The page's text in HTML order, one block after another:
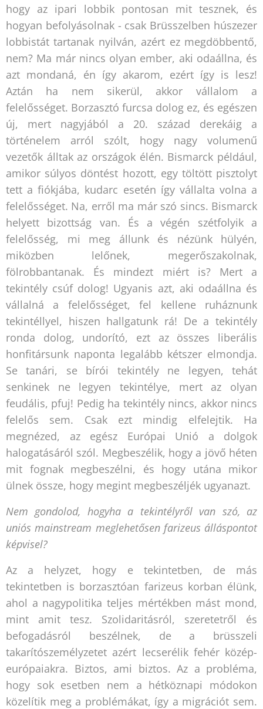
hogy az ipari lobbik pontosan mit tesznek, és
hogyan befolyásolnak - csak Brüsszelben húszezer
lobbistát tartanak nyilván, azért ez megdöbbentő,
nem? Ma már nincs olyan ember, aki odaállna, és
azt mondaná, én így akarom, ezért így is lesz!
Aztán ha nem sikerül, akkor vállalom a
felelősséget. Borzasztó furcsa dolog ez, és egészen
új, mert nagyjából a 20. század derekáig a
történelem arról szólt, hogy nagy volumenű
vezetők álltak az országok élén. Bismarck például,
amikor súlyos döntést hozott, egy töltött pisztolyt
tett a fiókjába, kudarc esetén így vállalta volna a
felelősséget. Na, erről ma már szó sincs. Bismarck
helyett bizottság van. És a végén szétfolyik a
felelősség, mi meg állunk és nézünk hülyén,
miközben lelőnek, megerőszakolnak,
fölrobbantanak. És mindezt miért is? Mert a
tekintély csúf dolog! Ugyanis azt, aki odaállna és
vállalná a felelősséget, fel kellene ruháznunk
tekintéllyel, hiszen hallgatunk rá! De a tekintély
ronda dolog, undorító, ezt az összes liberális
honfitársunk naponta legalább kétszer elmondja.
Se tanári, se bírói tekintély ne legyen, tehát
senkinek ne legyen tekintélye, mert az olyan
feudális, pfuj! Pedig ha tekintély nincs, akkor nincs
felelős sem. Csak ezt mindig elfelejtik. Ha
megnézed, az egész Európai Unió a dolgok
halogatásáról szól. Megbeszélik, hogy a jövő héten
mit fognak megbeszélni, és hogy utána mikor
ülnek össze, hogy megint megbeszéljék ugyanazt.
Nem gondolod, hogyha a tekintélyről van szó, az
uniós mainstream meglehetősen farizeus álláspontot
képvisel?
Az a helyzet, hogy e tekintetben, de más
tekintetben is borzasztóan farizeus korban élünk,
ahol a nagypolitika teljes mértékben mást mond,
mint amit tesz. Szolidaritásról, szeretetről és
befogadásról beszélnek, de a brüsszeli
takarítószemélyzetet azért lecserélik fehér közép-
európaiakra. Biztos, ami biztos. Az a probléma,
hogy sok esetben nem a hétköznapi módokon
közelítik meg a problémákat, így a migrációt sem.